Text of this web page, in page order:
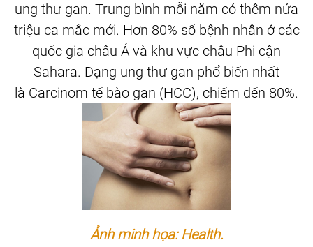
ung thư gan. Trung bình mỗi năm có thêm nửa
triệu ca mắc mới. Hơn 80% số bệnh nhân ở các
quốc gia châu Á và khu vực châu Phi cận
Sahara. Dạng ung thư gan phổ biến nhất
là Carcinom tế bào gan (HCC), chiếm đến 80%.
Ảnh minh họa: Health.